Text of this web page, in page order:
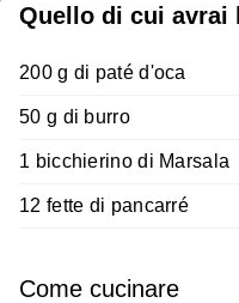
Quello di cui avrai
200 g di paté d'oca
50 g di burro
1 bicchierino di Marsala
12 fette di pancarré
Come cucinare